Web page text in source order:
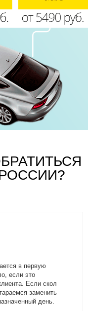
в первую
если это
Если скол
заменить
день.